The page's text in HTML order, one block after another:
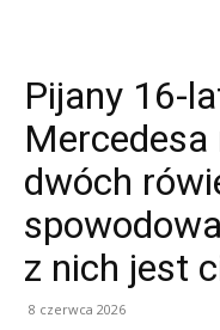
Pijany 16-
dwóch
z nich jest
8 czerwca 2026